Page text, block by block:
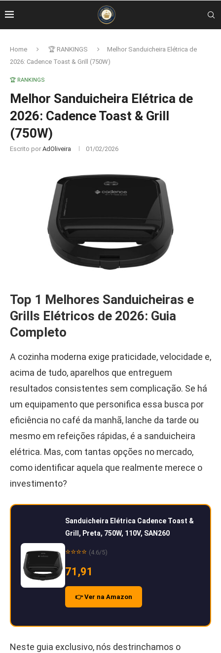
Home 🏆 RANKINGS
Melhor Sanduicheira Elétrica de
2026: Cadence Toast & Grill (750W)
🏆 RANKINGS
Melhor Sanduicheira Elétrica de
2026: Cadence Toast & Grill
(750W)
Escrito por AdOliveira 01/02/2026
Top 1 Melhores Sanduicheiras e
Grills Elétricos de 2026: Guia
Completo
A cozinha moderna exige praticidade, velocidade e,
acima de tudo, aparelhos que entreguem
resultados consistentes sem complicação. Se há
um equipamento que personifica essa busca por
eficiência no café da manhã, lanche da tarde ou
mesmo em refeições rápidas, é a sanduicheira
elétrica. Mas, com tantas opções no mercado,
como identificar aquela que realmente merece o
investimento?
Sanduicheira Elétrica Cadence Toast &
Grill, Preta, 750W, 110V, SAN260
⭐⭐⭐⭐ (4.6/5)
71,91
👉 Ver na Amazon
Neste guia exclusivo, nós destrinchamos o